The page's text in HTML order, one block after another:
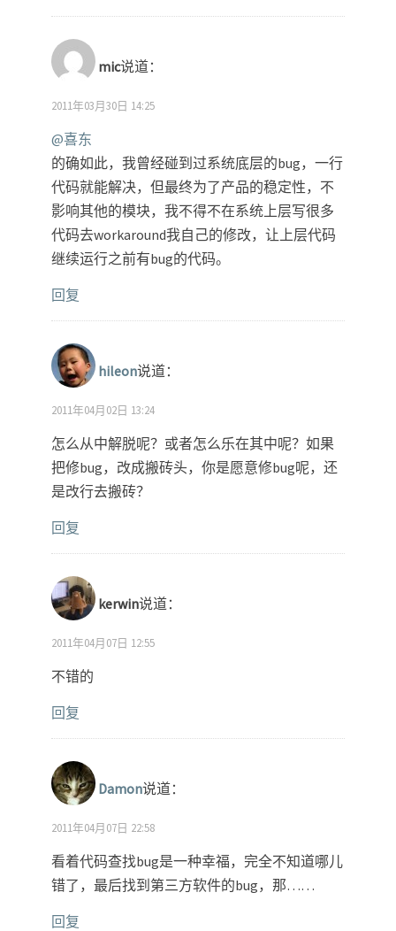
mic说道：
2011年03月30日 14:25
@喜东
的确如此，我曾经碰到过系统底层的bug，一行
代码就能解决，但最终为了产品的稳定性，不
影响其他的模块，我不得不在系统上层写很多
代码去workaround我自己的修改，让上层代码
继续运行之前有bug的代码。
回复
hileon说道：
2011年04月02日 13:24
怎么从中解脱呢？或者怎么乐在其中呢？如果
把修bug，改成搬砖头，你是愿意修bug呢，还
是改行去搬砖？
回复
kerwin说道：
2011年04月07日 12:55
不错的
回复
Damon说道：
2011年04月07日 22:58
看着代码查找bug是一种幸福，完全不知道哪儿
错了，最后找到第三方软件的bug，那……
回复